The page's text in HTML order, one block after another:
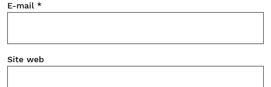
E-mail *
Site web